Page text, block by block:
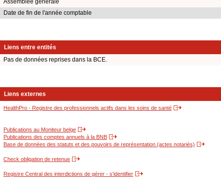
Assemblée générale
Date de fin de l'année comptable
Liens entre entités
Pas de données reprises dans la BCE.
Liens externes
HealthPro - Registre des professionnels actifs dans les soins de santé
Publications au Moniteur belge
Publications des comptes annuels à la BNB
Base de données des statuts et des pouvoirs de représentation (actes notariés)
Check obligation de retenue
Registre Central des interdictions de gérer - s'identifier